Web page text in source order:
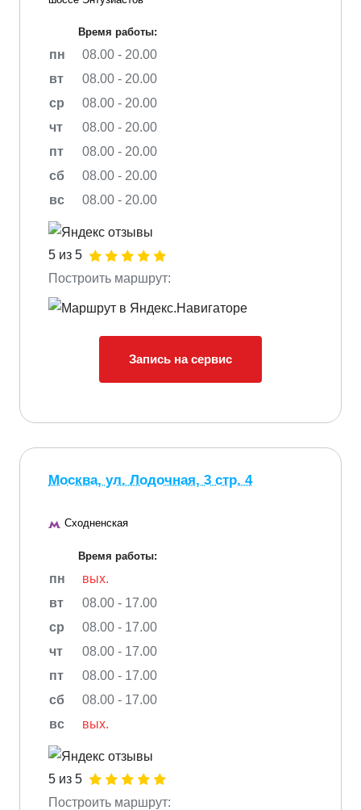
Время работы:
пн
08.00 - 20.00
вт
08.00 - 20.00
ср
08.00 - 20.00
чт
08.00 - 20.00
пт
08.00 - 20.00
сб
08.00 - 20.00
вс
08.00 - 20.00
5 из 5
Построить маршрут:
Запись на сервис
Москва, ул. Лодочная, 3 стр. 4
Сходненская
Время работы:
пн
вых.
вт
08.00 - 17.00
ср
08.00 - 17.00
чт
08.00 - 17.00
пт
08.00 - 17.00
сб
08.00 - 17.00
вс
вых.
5 из 5
Построить маршрут: